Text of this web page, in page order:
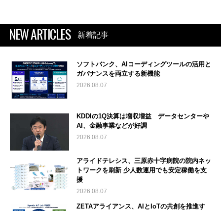
NEW ARTICLES 新着記事
ソフトバンク、AIコーディングツールの活用と
ガバナンスを両立する新機能
2026.08.07
KDDIの1Q決算は増収増益 データセンターや
AI、金融事業などが好調
2026.08.07
アライドテレシス、三原赤十字病院の院内ネッ
トワークを刷新 少人数運用でも安定稼働を支
援
2026.08.07
ZETAアライアンス、AIとIoTの共創を推進す